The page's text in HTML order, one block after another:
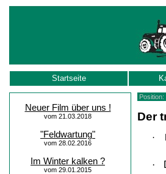
Startseite
Neuer Film über uns !
vom 21.03.2018
"Feldwartung"
vom 28.02.2016
Im Winter kalken ?
vom 29.01.2015
Der
·
·